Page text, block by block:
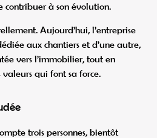
contribuer à son évolution.
Aujourd’hui, l’entreprise
aux chantiers et d’une autre,
vers l’immobilier, tout en
qui font sa force.
trois personnes, bientôt